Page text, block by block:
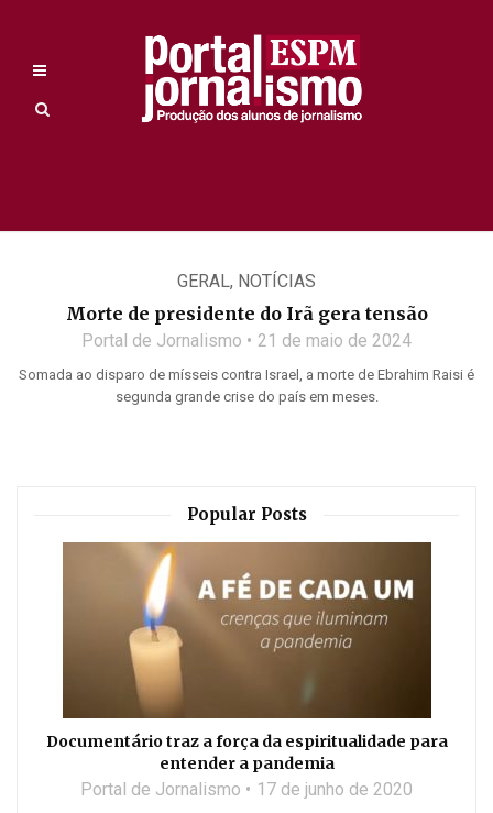
GERAL, NOTÍCIAS
Morte de presidente do Irã gera tensão
Portal de Jornalismo 21 de maio de 2024
Somada ao disparo de mísseis contra Israel, a morte de Ebrahim Raisi é
segunda grande crise do país em meses.
Popular Posts
Documentário traz a força da espiritualidade para
entender a pandemia
Portal de Jornalismo 17 de junho de 2020